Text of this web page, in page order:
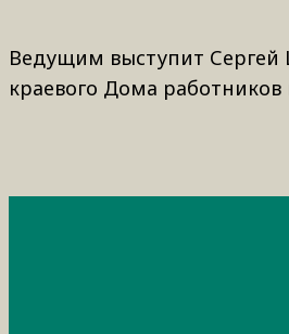
Ведущим выступит Сергей
краевого Дома